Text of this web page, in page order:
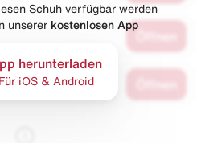
Schuh verfügbar werden
unserer kostenlosen App
herunterladen
Für iOS & Android